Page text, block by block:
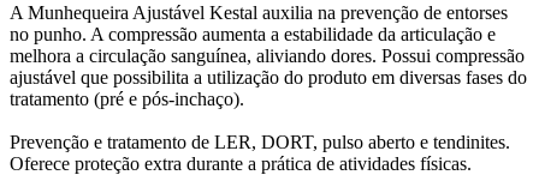
A Munhequeira Ajustável Kestal auxilia na prevenção de entorses
no punho. A compressão aumenta a estabilidade da articulação e
melhora a circulação sanguínea, aliviando dores. Possui compressão
ajustável que possibilita a utilização do produto em diversas fases do
tratamento (pré e pós-inchaço).
Prevenção e tratamento de LER, DORT, pulso aberto e tendinites.
Oferece proteção extra durante a prática de atividades físicas.